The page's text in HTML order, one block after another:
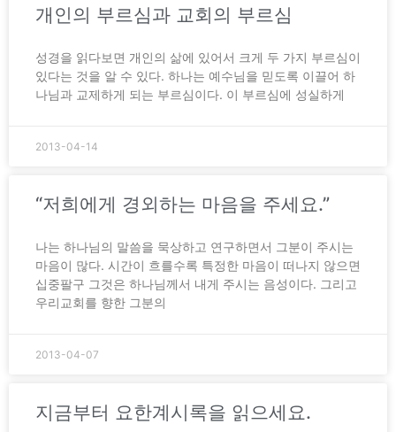
개인의 부르심과 교회의 부르심
성경을 읽다보면 개인의 삶에 있어서 크게 두 가지 부르심이
있다는 것을 알 수 있다. 하나는 예수님을 믿도록 이끌어 하
나님과 교제하게 되는 부르심이다. 이 부르심에 성실하게
2013-04-14
“저희에게 경외하는 마음을 주세요.”
나는 하나님의 말씀을 묵상하고 연구하면서 그분이 주시는
마음이 많다. 시간이 흐를수록 특정한 마음이 떠나지 않으면
십중팔구 그것은 하나님께서 내게 주시는 음성이다. 그리고
우리교회를 향한 그분의
2013-04-07
지금부터 요한계시록을 읽으세요.